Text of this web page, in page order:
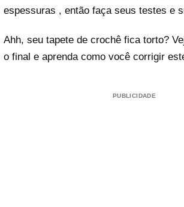
espessuras , então faça seus testes e
Ahh, seu tapete de crochê fica torto?
o final e aprenda como você corrigir
PUBLICIDADE